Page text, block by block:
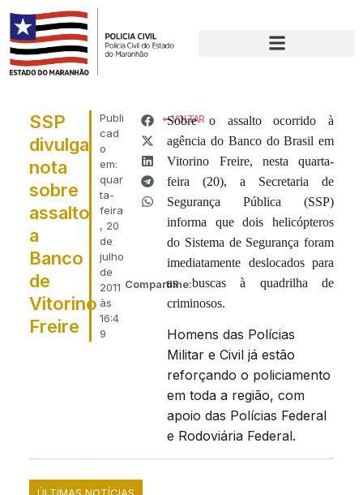
Publi
cad
o
em:
quar
ta-
feira
, 20
de
julho
de
2011
às
16:4
9
Compartilhe:
SSP
divulga
nota
sobre
assalto
a
Banco
de
Vitorino
Freire
VOLTAR
Sobre o assalto ocorrido à
agência do Banco do Brasil em
Vitorino Freire, nesta quarta-
feira (20), a Secretaria de
Segurança Pública (SSP)
informa que dois helicópteros
do Sistema de Segurança foram
imediatamente deslocados para
as buscas à quadrilha de
criminosos.
Homens das Polícias
Militar e Civil já estão
reforçando o policiamento
em toda a região, com
apoio das Polícias Federal
e Rodoviária Federal.
ÚLTIMAS NOTÍCIAS